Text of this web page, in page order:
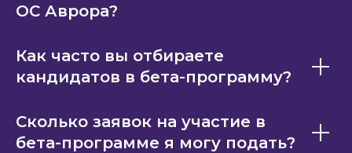
ОС Аврора?
Как часто вы отбираете
кандидатов в бета-программу?
Сколько заявок на участие в
бета-программе я могу подать?